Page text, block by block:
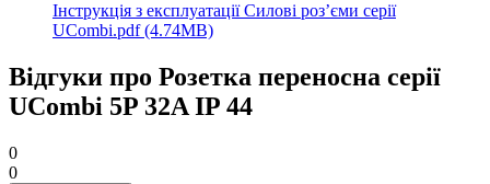
Інструкція з експлуатації Силові роз’єми серії
UCombi.pdf (4.74MB)
Відгуки про Розетка переносна серії
UСombi 5P 32A IP 44
0
0